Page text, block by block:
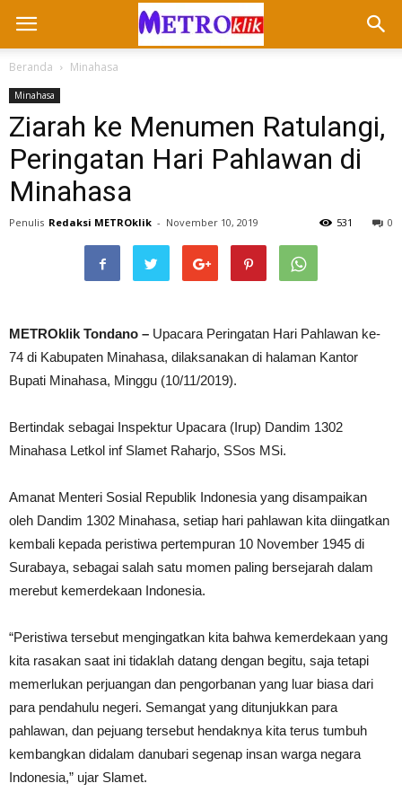
Beranda Minahasa
Minahasa
Ziarah ke Menumen Ratulangi,
Peringatan Hari Pahlawan di
Minahasa
Penulis Redaksi METROklik - November 10, 2019 0
531
METROklik Tondano – Upacara Peringatan Hari Pahlawan ke-
74 di Kabupaten Minahasa, dilaksanakan di halaman Kantor
Bupati Minahasa, Minggu (10/11/2019).
Bertindak sebagai Inspektur Upacara (Irup) Dandim 1302
Minahasa Letkol inf Slamet Raharjo, SSos MSi.
Amanat Menteri Sosial Republik Indonesia yang disampaikan
oleh Dandim 1302 Minahasa, setiap hari pahlawan kita diingatkan
kembali kepada peristiwa pertempuran 10 November 1945 di
Surabaya, sebagai salah satu momen paling bersejarah dalam
merebut kemerdekaan Indonesia.
“Peristiwa tersebut mengingatkan kita bahwa kemerdekaan yang
kita rasakan saat ini tidaklah datang dengan begitu, saja tetapi
memerlukan perjuangan dan pengorbanan yang luar biasa dari
para pendahulu negeri. Semangat yang ditunjukkan para
pahlawan, dan pejuang tersebut hendaknya kita terus tumbuh
kembangkan didalam danubari segenap insan warga negara
Indonesia,” ujar Slamet.